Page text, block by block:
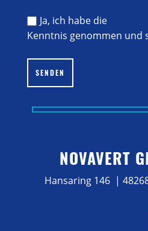
Ja, ich habe die
Kenntnis genommen und
SENDEN
NOVAVERT
Hansaring 146 |